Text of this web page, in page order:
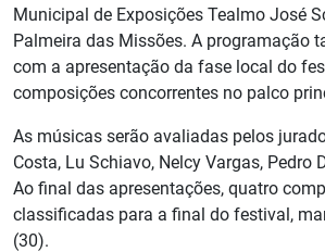
Municipal de Exposições Tealmo José
Palmeira das Missões. A programação
com a apresentação da fase local do
composições concorrentes no palco
As músicas serão avaliadas pelos
Costa, Lu Schiavo, Nelcy Vargas, Pedro
Ao final das apresentações, quatro
classificadas para a final do festival,
(30).